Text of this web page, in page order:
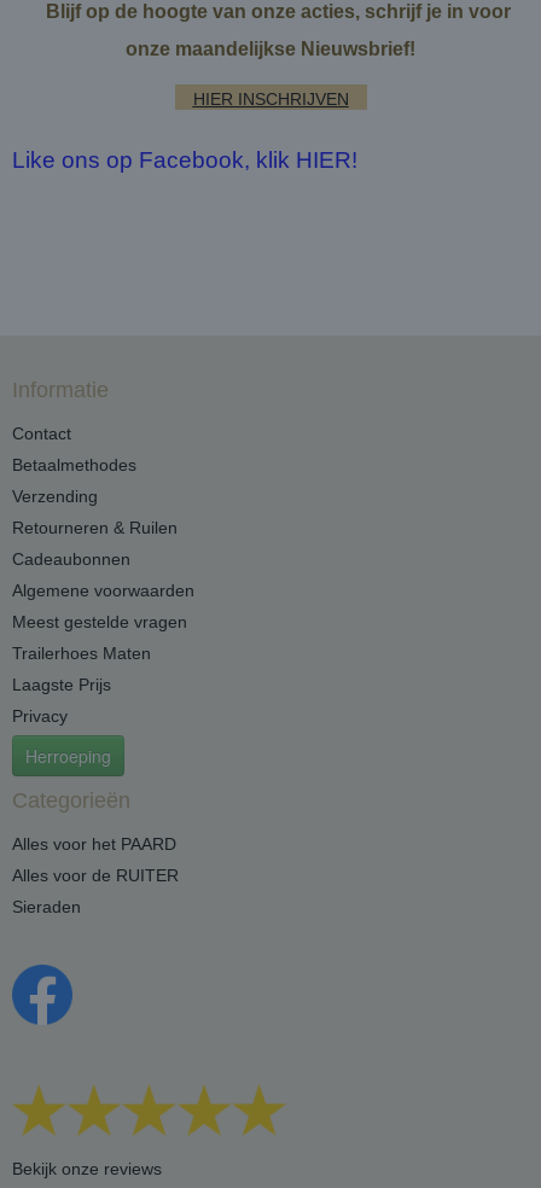
Blijf op de hoogte van onze acties, schrijf je in voor
onze maandelijkse Nieuwsbrief!
HIER INSCHRIJVEN
Like ons op Facebook, klik HIER!
Informatie
Contact
Betaalmethodes
Verzending
Retourneren & Ruilen
Cadeaubonnen
Algemene voorwaarden
Meest gestelde vragen
Trailerhoes Maten
Laagste Prijs
Privacy
Herroeping
Categorieën
Alles voor het PAARD
Alles voor de RUITER
Sieraden
Bekijk onze reviews